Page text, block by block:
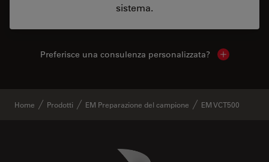
sistema.
Preferisce una consulenza personalizzata? Show local
Home Prodotti EM Preparazione del campione EM VCT500
Danaher Logo